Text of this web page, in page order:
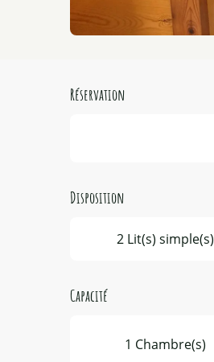
Réservation
Disposition
2 Lit(s) simple(s)
Capacité
1 Chambre(s)